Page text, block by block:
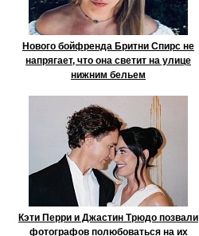
Нового бойфренда Бритни Спирс не
напрягает, что она светит на улице
нижним бельем
Кэти Перри и Джастин Трюдо позвали
фотографов полюбоваться на их